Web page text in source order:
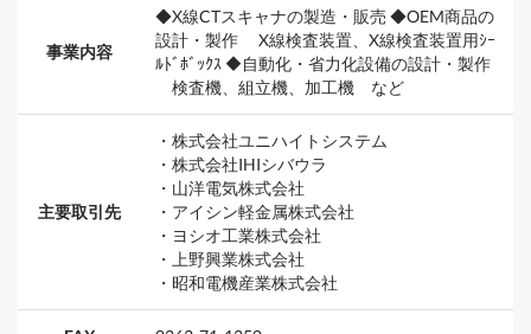
事業内容
◆X線CTスキャナの製造・販売 ◆OEM商品の
設計・製作 X線検査装置、X線検査装置用ｼｰ
ﾙﾄﾞﾎﾞｯｸｽ ◆自動化・省力化設備の設計・製作
検査機、組立機、加工機 など
主要取引先
・株式会社ユニハイトシステム
・株式会社IHIシバウラ
・山洋電気株式会社
・アイシン軽金属株式会社
・ヨシオ工業株式会社
・上野興業株式会社
・昭和電機産業株式会社